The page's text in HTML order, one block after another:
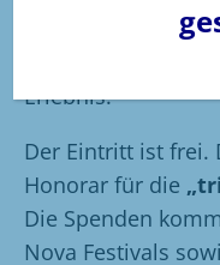
die Begegnungen
Reise letztlich zu
Erlebnis.
Der Eintritt ist frei.
Honorar für die
Die Spenden
Nova Festivals